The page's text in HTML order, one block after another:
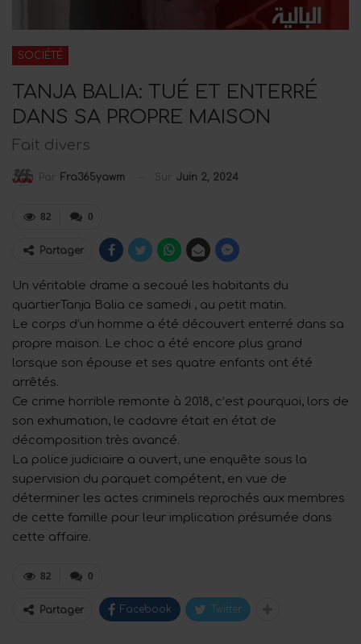
SOCIÉTÉ
TANJA BALIA: TUÉ ET ENTERRÉ
DANS SA PROPRE MAISON
Fait divers
Par Fra365yawm Sur Juin 2, 2024
0
82
Partager
Un véritable drame a secoué les habitants du
quartierTanja Balia ce samedi , au petit matin.
Le corps d’un homme a été découvert enterré dans sa
propre maison. Le choc a été encore plus grand
lorsque son épouse et ses quatre enfants ont été
arrêtés.
Ce crime horrible remonte à 2018, c’est pourquoi, lors de
son exhumation, le cadavre était en état de
décomposition très avancé.
La police judiciaire a ouvert, une enquête sous la
supervision du parquet compétent, en vue de
déterminer les actes criminels reprochés aux membres
de cette famille pour leur implication présumée dans
cette affaire.
0
82
Partager Facebook Twitter